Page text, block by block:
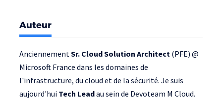
Auteur
Anciennement Sr. Cloud Solution Architect (PFE) @
Microsoft France dans les domaines de
l'infrastructure, du cloud et de la sécurité. Je suis
aujourd'hui Tech Leadau sein de Devoteam M Cloud.